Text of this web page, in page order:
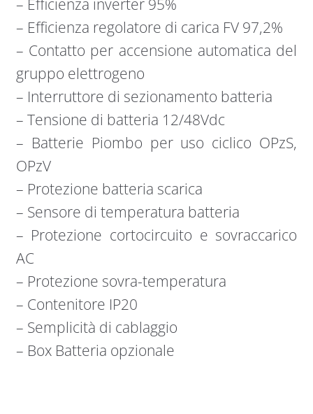
– Efficienza inverter 95%
– Efficienza regolatore di carica FV 97,2%
– Contatto per accensione automatica del
gruppo elettrogeno
– Interruttore di sezionamento batteria
– Tensione di batteria 12/48Vdc
– Batterie Piombo per uso ciclico OPzS,
OPzV
– Protezione batteria scarica
– Sensore di temperatura batteria
– Protezione cortocircuito e sovraccarico
AC
– Protezione sovra-temperatura
– Contenitore IP20
– Semplicità di cablaggio
– Box Batteria opzionale